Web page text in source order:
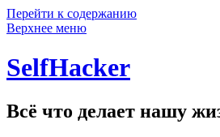
Перейти к содержанию
Верхнее меню
SelfHacker
Всё что делает нашу